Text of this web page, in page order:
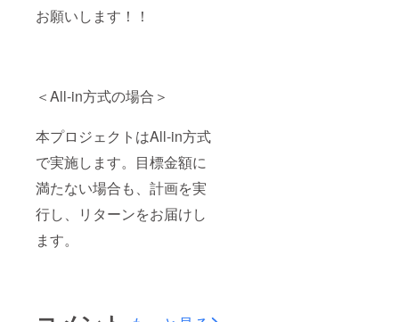
お願いします！！
＜All-in方式の場合＞
本プロジェクトはAll-in方式
で実施します。目標金額に
満たない場合も、計画を実
行し、リターンをお届けし
ます。